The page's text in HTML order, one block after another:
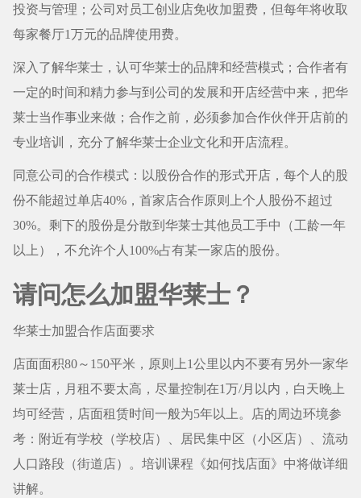
投资与管理；公司对员工创业店免收加盟费，但每年将收取
每家餐厅1万元的品牌使用费。
深入了解华莱士，认可华莱士的品牌和经营模式；合作者有
一定的时间和精力参与到公司的发展和开店经营中来，把华
莱士当作事业来做；合作之前，必须参加合作伙伴开店前的
专业培训，充分了解华莱士企业文化和开店流程。
同意公司的合作模式：以股份合作的形式开店，每个人的股
份不能超过单店40%，首家店合作原则上个人股份不超过
30%。剩下的股份是分散到华莱士其他员工手中（工龄一年
以上），不允许个人100%占有某一家店的股份。
请问怎么加盟华莱士？
华莱士加盟合作店面要求
店面面积80～150平米，原则上1公里以内不要有另外一家华
莱士店，月租不要太高，尽量控制在1万/月以内，白天晚上
均可经营，店面租赁时间一般为5年以上。店的周边环境参
考：附近有学校（学校店）、居民集中区（小区店）、流动
人口路段（街道店）。培训课程《如何找店面》中将做详细
讲解。